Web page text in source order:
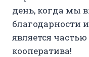
день, когда мы
благодарности
является
кооператива!